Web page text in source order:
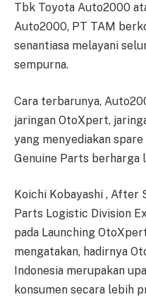
Tbk Toyota Auto2000
Auto2000, PT TAM
senantiasa melayani
sempurna.
Cara terbarunya,
jaringan OtoXpert,
yang menyediakan
Genuine Parts berharga
Koichi Kobayashi , After
Parts Logistic Division
pada Launching
mengatakan, hadirnya
Indonesia merupakan
konsumen secara lebih